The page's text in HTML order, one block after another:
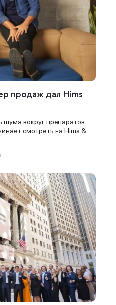
продаж дал Hims
шума вокруг препаратов
смотреть на Hims &